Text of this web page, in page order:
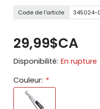
Code de l'article 345024-
29,99$CA
Disponibilité: En rupture
Couleur: *